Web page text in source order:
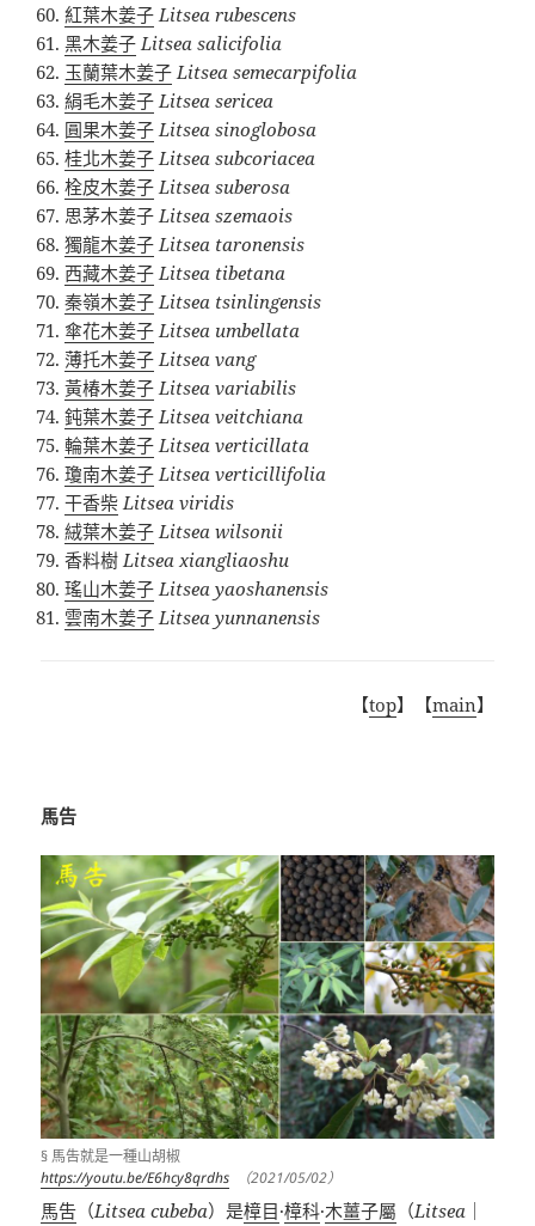
紅葉木姜子 Litsea rubescens
黑木姜子 Litsea salicifolia
玉蘭葉木姜子 Litsea semecarpifolia
絹毛木姜子 Litsea sericea
圓果木姜子 Litsea sinoglobosa
桂北木姜子 Litsea subcoriacea
栓皮木姜子 Litsea suberosa
思茅木姜子Litsea szemaois
獨龍木姜子 Litsea taronensis
西藏木姜子 Litsea tibetana
秦嶺木姜子 Litsea tsinlingensis
傘花木姜子 Litsea umbellata
薄托木姜子 Litsea vang
黃椿木姜子 Litsea variabilis
鈍葉木姜子 Litsea veitchiana
輪葉木姜子 Litsea verticillata
瓊南木姜子 Litsea verticillifolia
干香柴 Litsea viridis
絨葉木姜子 Litsea wilsonii
香料樹Litsea xiangliaoshu
瑤山木姜子 Litsea yaoshanensis
雲南木姜子 Litsea yunnanensis
【top】【main】
馬告
§ 馬吿就是一種山胡椒
https://youtu.be/E6hcy8qrdhs （2021/05/02）
馬吿 （Litsea cubeba）是樟目·樟科·木薑子屬 （Litsea